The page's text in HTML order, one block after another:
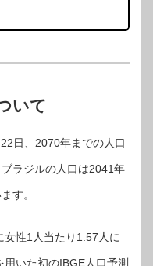
いて
日、2070年までの人口
ラジルの人口は2041年
す。
女性1人当たり1.57人に
いた初のIBGE人口予測